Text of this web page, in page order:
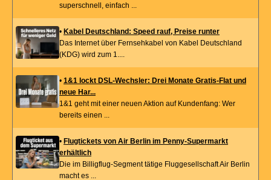
superschnell, einfach ...
• Kabel Deutschland: Speed rauf, Preise runter
Das Internet über Fernsehkabel von Kabel Deutschland
(KDG) wird zum 1....
• 1&1 lockt DSL-Wechsler: Drei Monate Gratis-Flat und
neue Har...
1&1 geht mit einer neuen Aktion auf Kundenfang: Wer
bereits einen ...
• Flugtickets von Air Berlin im Penny-Supermarkt
erhältlich
Die im Billigflug-Segment tätige Fluggesellschaft Air Berlin
macht es ...